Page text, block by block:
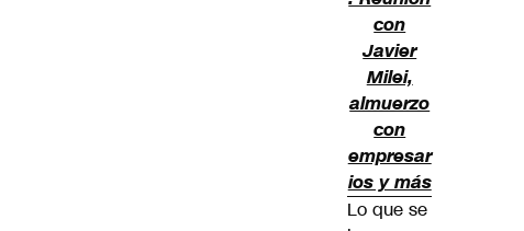
con
Javier
Milei,
almuerzo
con
empresar
ios y más
Lo que se